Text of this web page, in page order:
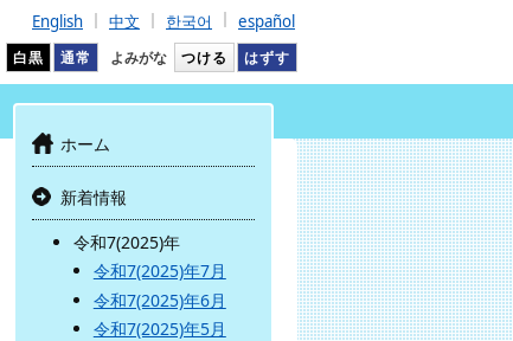
English 中文 한국어 español
白黒 通常 よみがな つける はずす
ホーム
新着情報
令和7(2025)年
令和7(2025)年7月
令和7(2025)年6月
令和7(2025)年5月